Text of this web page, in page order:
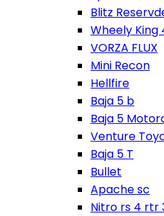
Blitz
Wheely King
VORZA FLUX
Mini Recon
Hellfire
Baja 5 b
Baja 5
Venture
Baja 5 T
Bullet
Apache sc
Nitro rs 4 rtr